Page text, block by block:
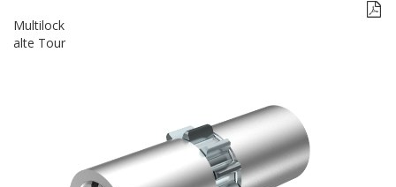

Multilock
alte Tour